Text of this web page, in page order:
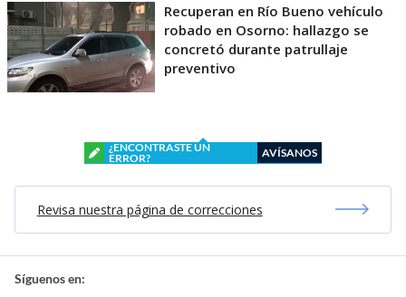
Recuperan en Río Bueno vehículo
robado en Osorno: hallazgo se
concretó durante patrullaje
preventivo
¿ENCONTRASTE UN
ERROR?
AVÍSANOS
Revisa nuestra página de correcciones
Síguenos en: